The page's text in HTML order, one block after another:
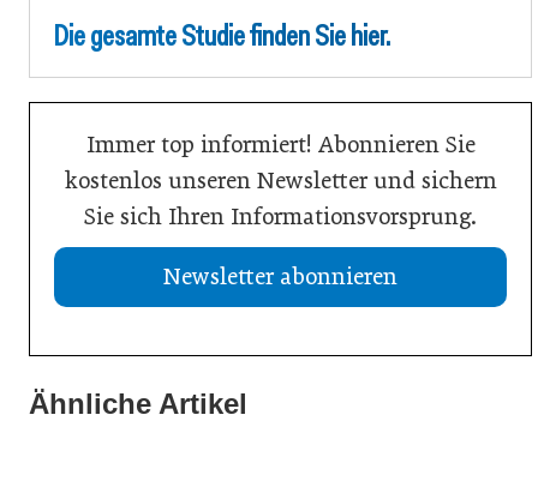
Die gesamte Studie finden Siehier.
Immer top informiert! Abonnieren Sie
kostenlos unseren Newsletter und sichern
Sie sich Ihren Informationsvorsprung.
Newsletter abonnieren
Ähnliche Artikel
21. Juli 2026
Drei Viertel wünschen sich lebensphasenorientierte
Was Handwerksbetriebe jetzt für ihre Online-Sichtbarkeit